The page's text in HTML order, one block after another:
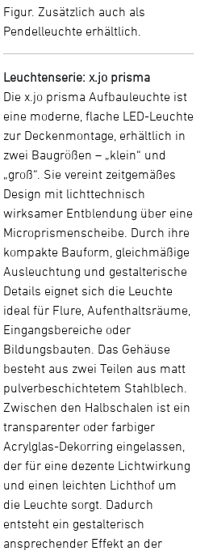
Figur. Zusätzlich auch als
Pendelleuchte erhältlich.
Leuchtenserie: x.jo prisma
Die x.jo prisma Aufbauleuchte ist
eine moderne, flache LED-Leuchte
zur Deckenmontage, erhältlich in
zwei Baugrößen – „klein“ und
„groß“. Sie vereint zeitgemäßes
Design mit lichttechnisch
wirksamer Entblendung über eine
Microprismenscheibe. Durch ihre
kompakte Bauform, gleichmäßige
Ausleuchtung und gestalterische
Details eignet sich die Leuchte
ideal für Flure, Aufenthaltsräume,
Eingangsbereiche oder
Bildungsbauten. Das Gehäuse
besteht aus zwei Teilen aus matt
pulverbeschichtetem Stahlblech.
Zwischen den Halbschalen ist ein
transparenter oder farbiger
Acrylglas-Dekorring eingelassen,
der für eine dezente Lichtwirkung
und einen leichten Lichthof um
die Leuchte sorgt. Dadurch
entsteht ein gestalterisch
ansprechender Effekt an der